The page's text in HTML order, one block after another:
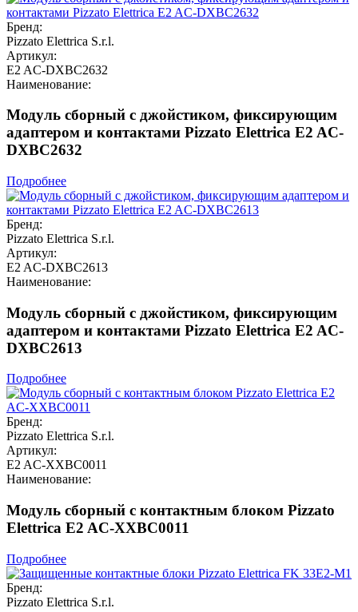
Бренд:
Pizzato Elettrica S.r.l.
Артикул:
E2 AC-DXBC2632
Наименование:
Модуль сборный с джойстиком, фиксирующим
адаптером и контактами Pizzato Elettrica E2 AC-
DXBC2632
Подробнее
Бренд:
Pizzato Elettrica S.r.l.
Артикул:
E2 AC-DXBC2613
Наименование:
Модуль сборный с джойстиком, фиксирующим
адаптером и контактами Pizzato Elettrica E2 AC-
DXBC2613
Подробнее
Бренд:
Pizzato Elettrica S.r.l.
Артикул:
E2 AC-XXBC0011
Наименование:
Модуль сборный с контактным блоком Pizzato
Elettrica E2 AC-XXBC0011
Подробнее
Бренд:
Pizzato Elettrica S.r.l.